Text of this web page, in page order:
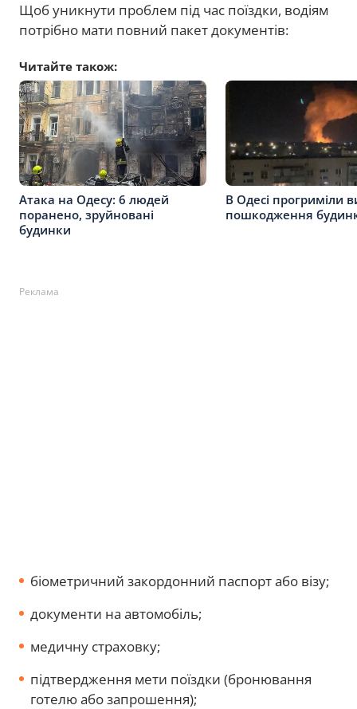
Щоб уникнути проблем під час поїздки, водіям
потрібно мати повний пакет документів:
Читайте також:
Атака на Одесу: 6 людей
поранено, зруйновані
будинки
В Одесі прогриміли
пошкодження
Реклама
біометричний закордонний паспорт або візу;
документи на автомобіль;
медичну страховку;
підтвердження мети поїздки (бронювання
готелю або запрошення);